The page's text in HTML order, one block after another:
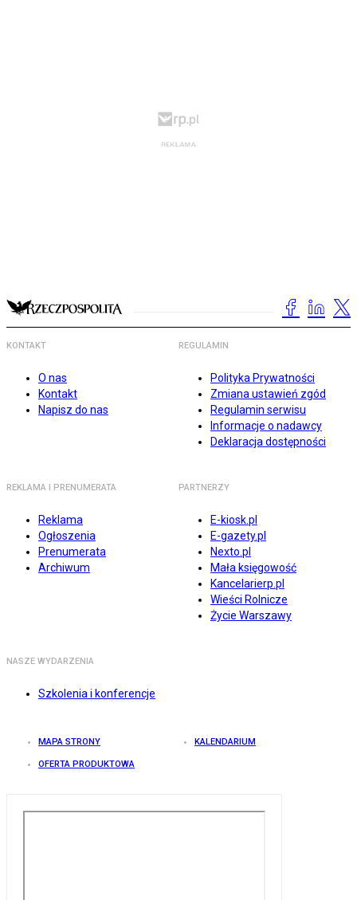
KONTAKT
O nas
Kontakt
Napisz do nas
REGULAMIN
Polityka Prywatności
Zmiana ustawień zgód
Regulamin serwisu
Informacje o nadawcy
Deklaracja dostępności
REKLAMA I PRENUMERATA
Reklama
Ogłoszenia
Prenumerata
Archiwum
PARTNERZY
E-kiosk.pl
E-gazety.pl
Nexto.pl
Mała księgowość
Kancelarierp.pl
Wieści Rolnicze
Życie Warszawy
NASZE WYDARZENIA
Szkolenia i konferencje
MAPA STRONY KALENDARIUM
OFERTA PRODUKTOWA